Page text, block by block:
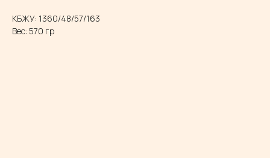
КБЖУ: 1360/48/57/163
Вес: 570 гр